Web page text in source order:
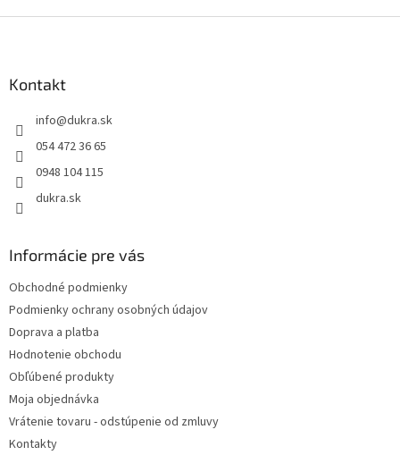
Kontakt
info@dukra.sk
054 472 36 65
0948 104 115
dukra.sk
Informácie pre vás
Obchodné podmienky
Podmienky ochrany osobných údajov
Doprava a platba
Hodnotenie obchodu
Obľúbené produkty
Moja objednávka
Vrátenie tovaru - odstúpenie od zmluvy
Kontakty